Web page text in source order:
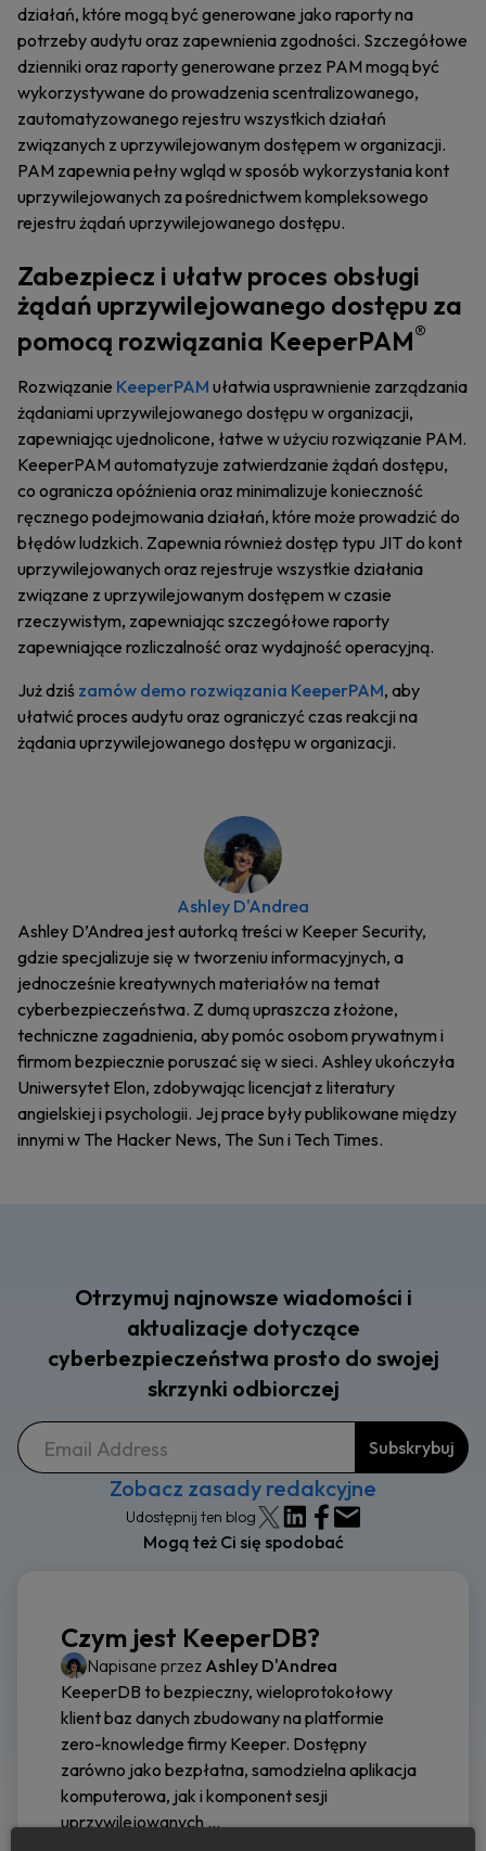
działań, które mogą być generowane jako raporty na
potrzeby audytu oraz zapewnienia zgodności. Szczegółowe
dzienniki oraz raporty generowane przez PAM mogą być
wykorzystywane do prowadzenia scentralizowanego,
zautomatyzowanego rejestru wszystkich działań
związanych z uprzywilejowanym dostępem w organizacji.
PAM zapewnia pełny wgląd w sposób wykorzystania kont
uprzywilejowanych za pośrednictwem kompleksowego
rejestru żądań uprzywilejowanego dostępu.
Zabezpiecz i ułatw proces obsługi
żądań uprzywilejowanego dostępu za
pomocą rozwiązania KeeperPAM®
Rozwiązanie KeeperPAM ułatwia usprawnienie zarządzania
żądaniami uprzywilejowanego dostępu w organizacji,
zapewniając ujednolicone, łatwe w użyciu rozwiązanie PAM.
KeeperPAM automatyzuje zatwierdzanie żądań dostępu,
co ogranicza opóźnienia oraz minimalizuje konieczność
ręcznego podejmowania działań, które może prowadzić do
błędów ludzkich. Zapewnia również dostęp typu JIT do kont
uprzywilejowanych oraz rejestruje wszystkie działania
związane z uprzywilejowanym dostępem w czasie
rzeczywistym, zapewniając szczegółowe raporty
zapewniające rozliczalność oraz wydajność operacyjną.
Już dziś zamów demo rozwiązania KeeperPAM, aby
ułatwić proces audytu oraz ograniczyć czas reakcji na
żądania uprzywilejowanego dostępu w organizacji.
Ashley D'Andrea
Ashley D’Andrea jest autorką treści w Keeper Security,
gdzie specjalizuje się w tworzeniu informacyjnych, a
jednocześnie kreatywnych materiałów na temat
cyberbezpieczeństwa. Z dumą upraszcza złożone,
techniczne zagadnienia, aby pomóc osobom prywatnym i
firmom bezpiecznie poruszać się w sieci. Ashley ukończyła
Uniwersytet Elon, zdobywając licencjat z literatury
angielskiej i psychologii. Jej prace były publikowane między
innymi w The Hacker News, The Sun i Tech Times.
Otrzymuj najnowsze wiadomości i
aktualizacje dotyczące
cyberbezpieczeństwa prosto do swojej
skrzynki odbiorczej
Zobacz zasady redakcyjne
Udostępnij ten blog
Mogą też Ci się spodobać
Czym jest KeeperDB?
Napisane przez Ashley D'Andrea
KeeperDB to bezpieczny, wieloprotokołowy
klient baz danych zbudowany na platformie
zero-knowledge firmy Keeper. Dostępny
zarówno jako bezpłatna, samodzielna aplikacja
komputerowa, jak i komponent sesji
uprzywilejowanych ...